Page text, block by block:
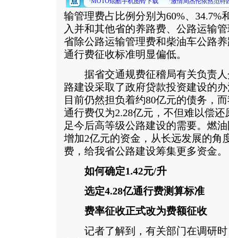
输管理费占比例分别为60%、34.7%
入并和其他省的养路费、公路运输
省除公路运输管理费和柴油车公路
通行费征收标准明显偏低。
据省交通规费征稽局有关负责人
路建设采取了政府贷款投资建设的
目前仍然担负着约80亿元的债务，
通行费仅为2.28亿元，不但难以偿
足今后高等级公路建设的需要。燃
增加2亿元的资金，从长远发展的角
费，给我省公路建设筹集更多资金。
如何确定1.42元/升
选定4.28亿通行费测算标准
费率征收正式改为费额征收
记者了解到，有关部门在调研时